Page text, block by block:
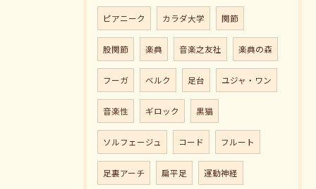
ピアニーク カラダ大学 関節
股関節 楽典 音楽之友社 楽典の森
フーガ ベルク 足台 ユジャ・ワン
音楽性 ギロック 黒猫
ソルフェージュ コード フルート
足裏アーチ 扁平足 運動神経